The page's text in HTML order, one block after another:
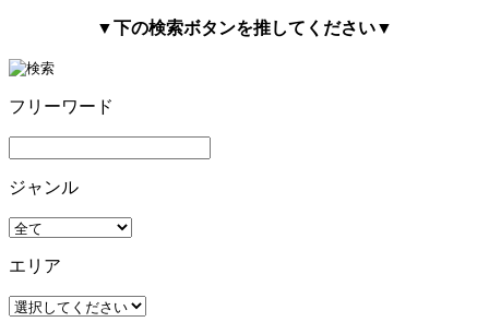
▼下の検索ボタンを推してください▼
フリーワード
ジャンル
エリア